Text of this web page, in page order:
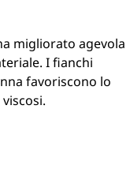
migliorato agevola
I fianchi
favoriscono lo